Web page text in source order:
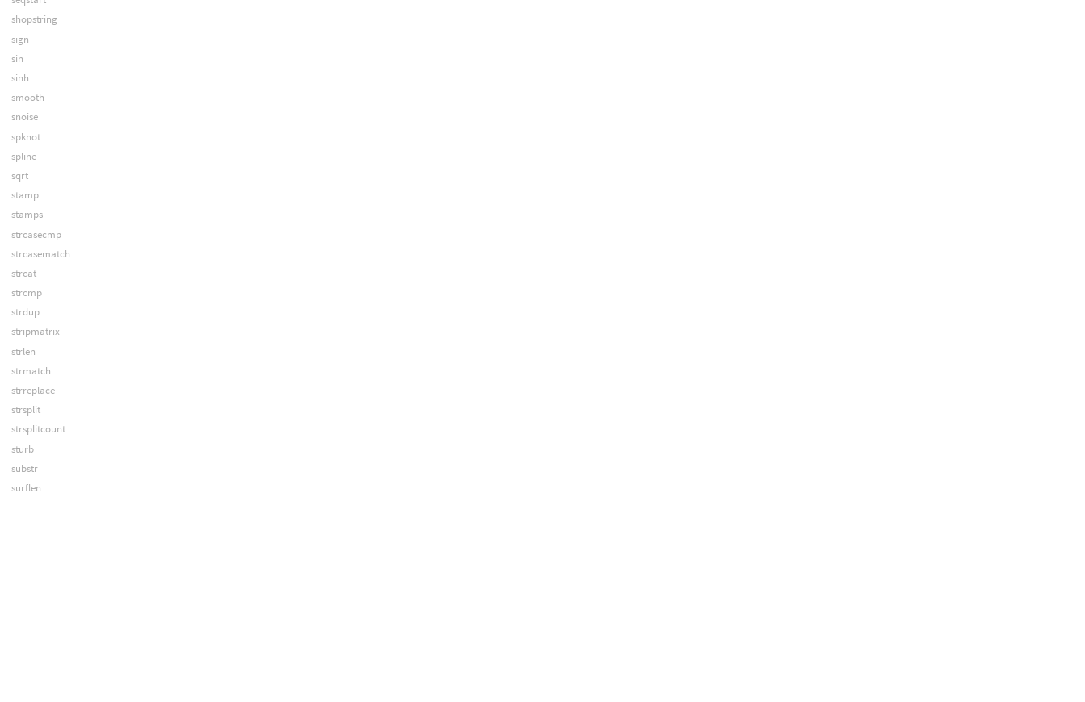
shopstring
sign
sin
sinh
smooth
snoise
spknot
spline
sqrt
stamp
stamps
strcasecmp
strcasematch
strcat
strcmp
strdup
stripmatrix
strlen
strmatch
strreplace
strsplit
strsplitcount
sturb
substr
surflen